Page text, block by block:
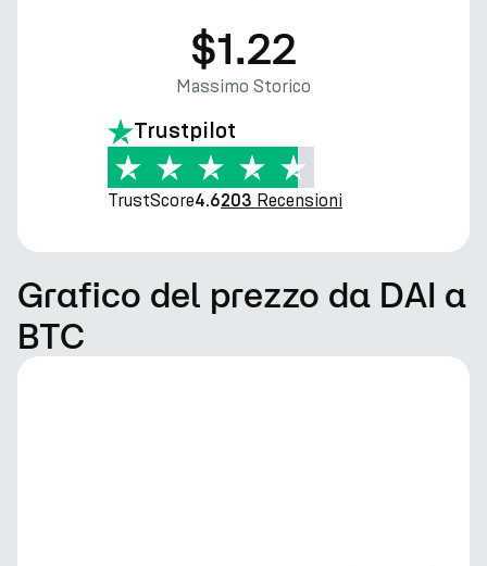
$1.22
Massimo Storico
Trustpilot
TrustScore4.6203 Recensioni
Grafico del prezzo da DAI a
BTC